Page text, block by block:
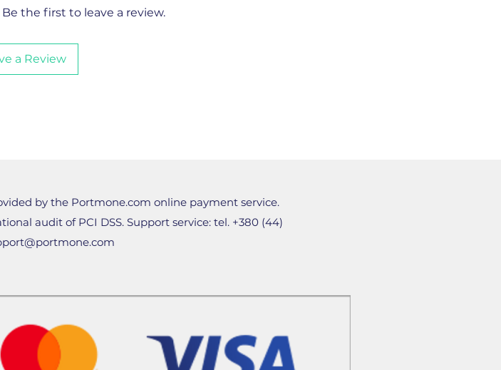
the first to leave a review.
a Review
by the Portmone.com online payment service.
audit of PCI DSS. Support service: tel. +380 (44)